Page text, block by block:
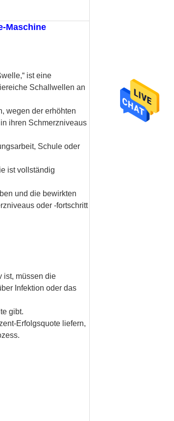
Maschine
ist eine
Schallwellen an
wegen der erhöhten
ihren Schmerzniveaus
Schule oder
ist vollständig
und die bewirkten
oder -fortschritt
ist, müssen die
Infektion oder das
gibt.
Erfolgsquote liefern,